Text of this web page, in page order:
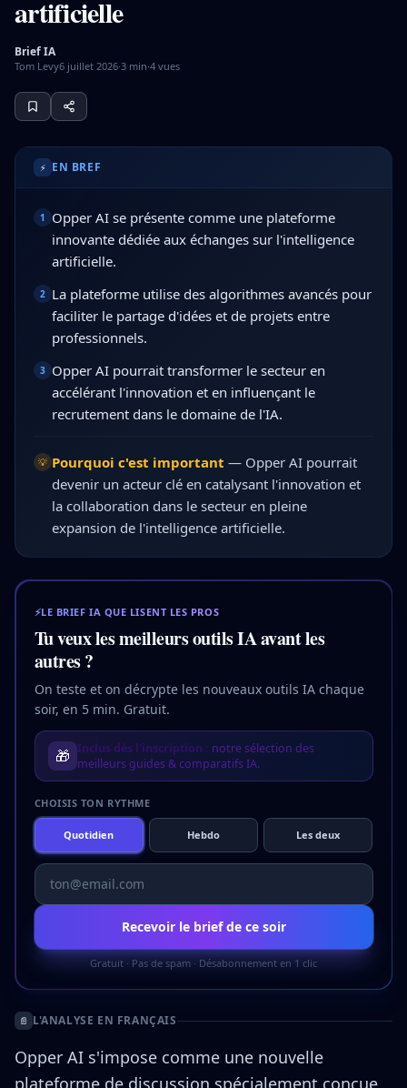
artificielle
Brief IA
Tom Levy6 juillet 2026·3 min·4 vues
⚡ EN BREF
1
Opper AI se présente comme une plateforme
innovante dédiée aux échanges sur l'intelligence
artificielle.
2
La plateforme utilise des algorithmes avancés pour
faciliter le partage d'idées et de projets entre
professionnels.
3 Opper AI pourrait transformer le secteur en
accélérant l'innovation et en influençant le
recrutement dans le domaine de l'IA.
💡 Pourquoi c'est important — Opper AI pourrait
devenir un acteur clé en catalysant l'innovation et
la collaboration dans le secteur en pleine
expansion de l'intelligence artificielle.
⚡LE BRIEF IA QUE LISENT LES PROS
Tu veux les meilleurs outils IA avant les
autres ?
On teste et on décrypte les nouveaux outils IA chaque
soir, en 5 min. Gratuit.
🎁 Inclus dès l'inscription : notre sélection des
meilleurs guides & comparatifs IA.
CHOISIS TON RYTHME
Quotidien Hebdo Les deux
Recevoir le brief de ce soir
Gratuit · Pas de spam · Désabonnement en 1 clic
📄 L'ANALYSE EN FRANÇAIS
Opper AI s'impose comme une nouvelle
plateforme de discussion spécialement conçue